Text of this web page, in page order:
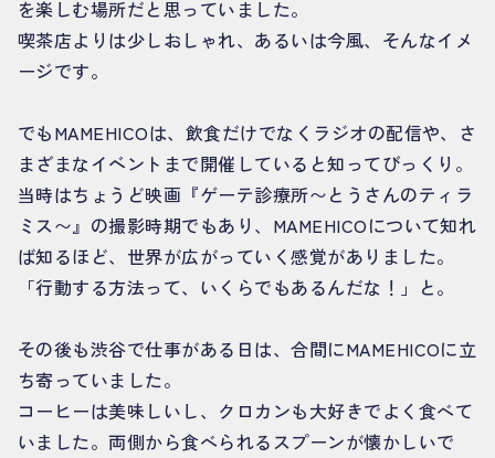
を楽しむ場所だと思っていました。
喫茶店よりは少しおしゃれ、あるいは今風、そんなイメ
ージです。
でもMAMEHICOは、飲食だけでなくラジオの配信や、さ
まざまなイベントまで開催していると知ってびっくり。
当時はちょうど映画『ゲーテ診療所〜とうさんのティラ
ミス〜』の撮影時期でもあり、MAMEHICOについて知れ
ば知るほど、世界が広がっていく感覚がありました。
「行動する方法って、いくらでもあるんだな！」と。
その後も渋谷で仕事がある日は、合間にMAMEHICOに立
ち寄っていました。
コーヒーは美味しいし、クロカンも大好きでよく食べて
いました。両側から食べられるスプーンが懐かしいで